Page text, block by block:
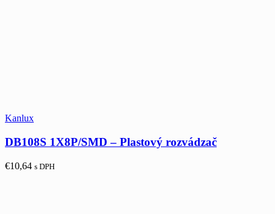
Kanlux
DB108S 1X8P/SMD – Plastový rozvádzač
€10,64 s DPH